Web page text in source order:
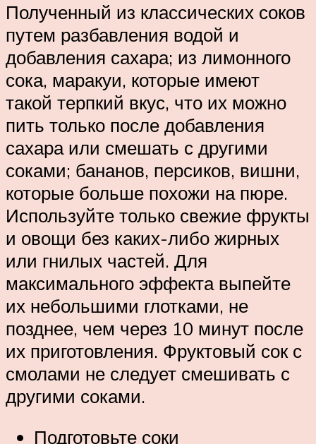
Полученный из классических соков
путем разбавления водой и
добавления сахара; из лимонного
сока, маракуи, которые имеют
такой терпкий вкус, что их можно
пить только после добавления
сахара или смешать с другими
соками; бананов, персиков, вишни,
которые больше похожи на пюре.
Используйте только свежие фрукты
и овощи без каких-либо жирных
или гнилых частей. Для
максимального эффекта выпейте
их небольшими глотками, не
позднее, чем через 10 минут после
их приготовления. Фруктовый сок с
смолами не следует смешивать с
другими соками.
Подготовьте соки